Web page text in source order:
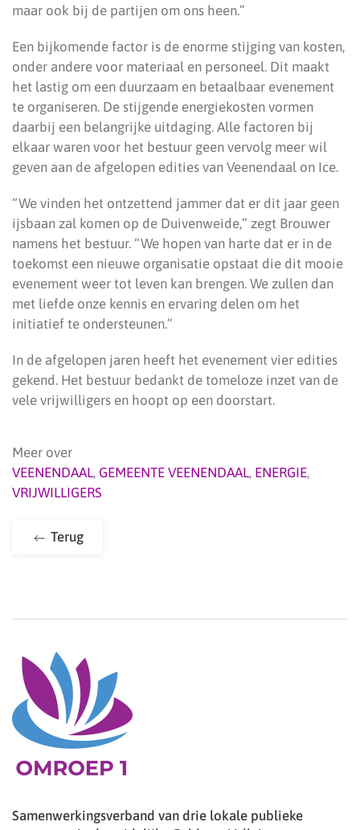
maar ook bij de partijen om ons heen.”
Een bijkomende factor is de enorme stijging van kosten,
onder andere voor materiaal en personeel. Dit maakt
het lastig om een duurzaam en betaalbaar evenement
te organiseren. De stijgende energiekosten vormen
daarbij een belangrijke uitdaging. Alle factoren bij
elkaar waren voor het bestuur geen vervolg meer wil
geven aan de afgelopen edities van Veenendaal on Ice.
“We vinden het ontzettend jammer dat er dit jaar geen
ijsbaan zal komen op de Duivenweide,” zegt Brouwer
namens het bestuur. “We hopen van harte dat er in de
toekomst een nieuwe organisatie opstaat die dit mooie
evenement weer tot leven kan brengen. We zullen dan
met liefde onze kennis en ervaring delen om het
initiatief te ondersteunen.”
In de afgelopen jaren heeft het evenement vier edities
gekend. Het bestuur bedankt de tomeloze inzet van de
vele vrijwilligers en hoopt op een doorstart.
Meer over
VEENENDAAL, GEMEENTE VEENENDAAL, ENERGIE,
VRIJWILLIGERS
Terug
Samenwerkingsverband van drie lokale publieke